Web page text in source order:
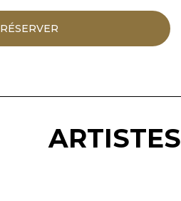
RÉSERVER
ARTISTES